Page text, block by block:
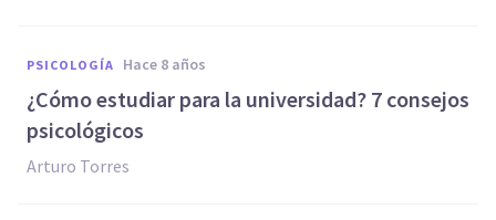
PSICOLOGÍA hace 8 años
¿Cómo estudiar para la universidad? 7 consejos
psicológicos
Arturo Torres